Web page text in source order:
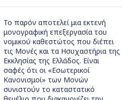
To παρόν αποτελεί μια εκτενή
μονογραφική επεξεργασία του
νομικού καθεστώτος που διέπει
τις Μονές και τα Ησυχαστήρια της
Εκκλησίας της Ελλάδος. Είναι
σαφές ότι οι «Εσωτερικοί
Κανονισμοί» των Μονών
συνιστούν το καταστατικό